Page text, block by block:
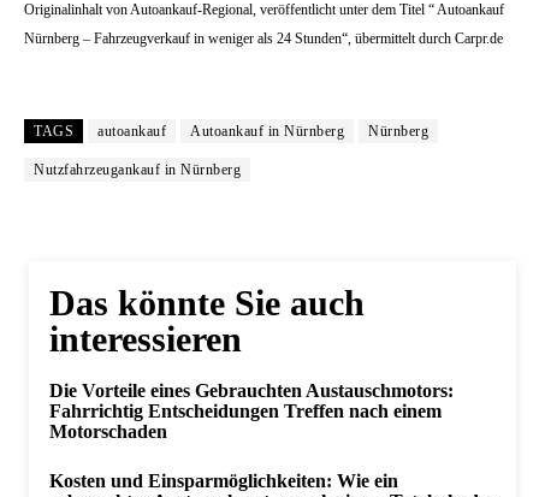
Originalinhalt von Autoankauf-Regional, veröffentlicht unter dem Titel “ Autoankauf
Nürnberg – Fahrzeugverkauf in weniger als 24 Stunden“, übermittelt durch Carpr.de
TAGS autoankauf Autoankauf in Nürnberg Nürnberg
Nutzfahrzeugankauf in Nürnberg
Das könnte Sie auch
interessieren
Die Vorteile eines Gebrauchten Austauschmotors:
Fahrrichtig Entscheidungen Treffen nach einem
Motorschaden
Kosten und Einsparmöglichkeiten: Wie ein